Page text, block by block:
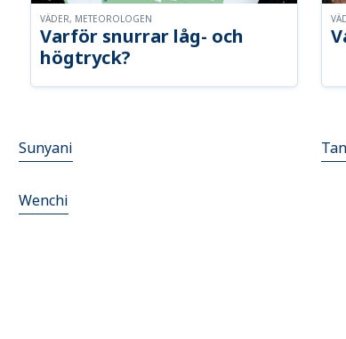
Varför snurrar låg- och
högtryck?
VÄDER, METEOROLOGEN
Sunyani
Wenchi